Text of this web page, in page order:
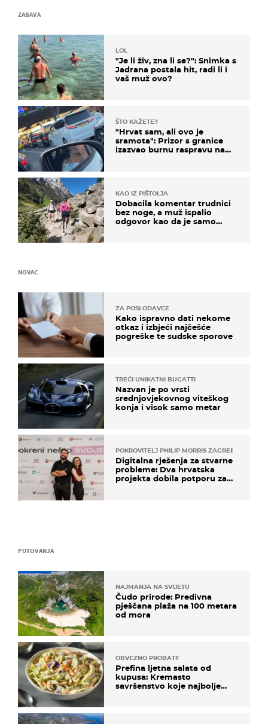
ZABAVA
LOL
"Je li živ, zna li se?": Snimka s
Jadrana postala hit, radi li i
vaš muž ovo?
ŠTO KAŽETE?
"Hrvat sam, ali ovo je
sramota": Prizor s granice
izazvao burnu raspravu na
KAO IZ PIŠTOLJA
Dobacila komentar trudnici
bez noge, a muž ispalio
odgovor kao da je samo
PUTOVANJA
NAJMANJA NA SVIJETU
Čudo prirode: Predivna
pješčana plaža na 100 metara
od mora
OBVEZNO PROBATI!
Prefina ljetna salata od
kupusa: Kremasto
savršenstvo koje najbolje
NOVAC
ZA POSLODAVCE
Kako ispravno dati nekome
otkaz i izbjeći najčešće
pogreške te sudske sporove
TREĆI UNIKATNI BUGATTI
Nazvan je po vrsti
srednjovjekovnog viteškog
konja i visok samo metar
POKROVITELJ PHILIP MORRIS ZAGREB
Digitalna rješenja za stvarne
probleme: Dva hrvatska
projekta dobila potporu za